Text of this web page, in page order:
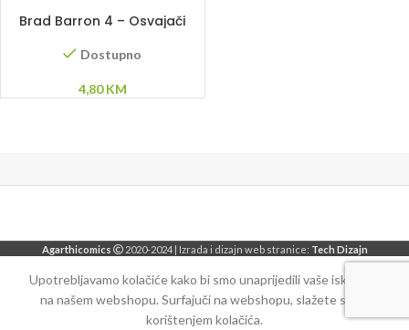
Brad Barron 4 – Osvajači
Dostupno
4,80KM
Agarthicomics 2020-2024 | Izrada i dizajn web stranice: Tech Dizajn
Upotrebljavamo kolačiće kako bi smo unaprijedili vaše iskustvo
na našem webshopu. Surfajuči na webshopu, slažete se sa
korištenjem kolačića.